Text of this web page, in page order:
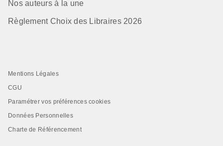
Nos auteurs à la une
Règlement Choix des Libraires 2026
Mentions Légales
CGU
Paramétrer vos préférences cookies
Données Personnelles
Charte de Référencement